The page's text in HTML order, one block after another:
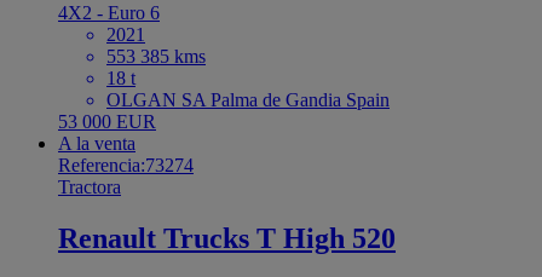
4X2 - Euro 6
2021
553 385 kms
18 t
OLGAN SA Palma de Gandia Spain
53 000 EUR
A la venta
Referencia:73274
Tractora
Renault Trucks T High 520